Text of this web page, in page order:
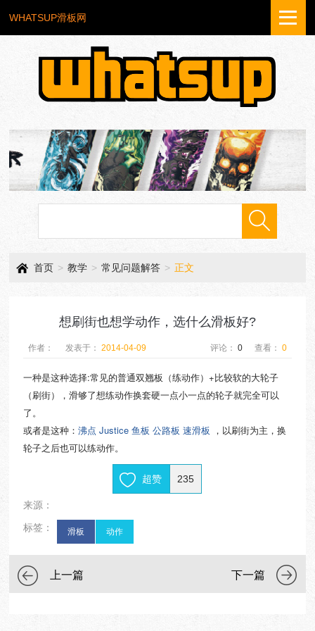
WHATSUP滑板网
首页 > 教学 > 常见问题解答 > 正文
想刷街也想学动作，选什么滑板好?
作者： 发表于：2014-04-09 评论： 0 查看： 0
一种是这种选择:常见的普通双翘板（练动作）+比较软的大轮子
（刷街），滑够了想练动作换套硬一点小一点的轮子就完全可以
了。
或者是这种：沸点 Justice 鱼板 公路板 速滑板 ，以刷街为主，换
轮子之后也可以练动作。
超赞 235
来源：
标签：
滑板 动作
上一篇 下一篇